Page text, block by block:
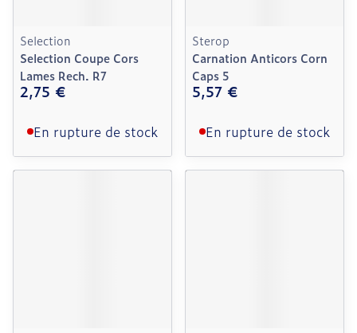
Selection
Selection Coupe Cors
Lames Rech. R7
2,75 €
En rupture de stock
Sterop
Carnation Anticors Corn
Caps 5
5,57 €
En rupture de stock